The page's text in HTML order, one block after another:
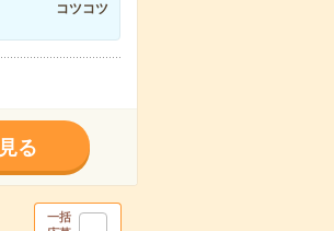
コツコツ
る
一括